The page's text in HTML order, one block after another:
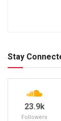
Stay
23.9k
Followers